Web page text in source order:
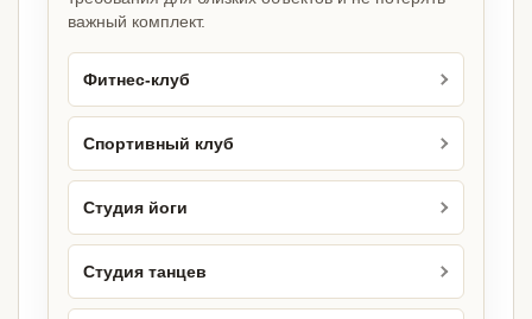
важный комплект.
Фитнес-клуб
Спортивный клуб
Студия йоги
Студия танцев